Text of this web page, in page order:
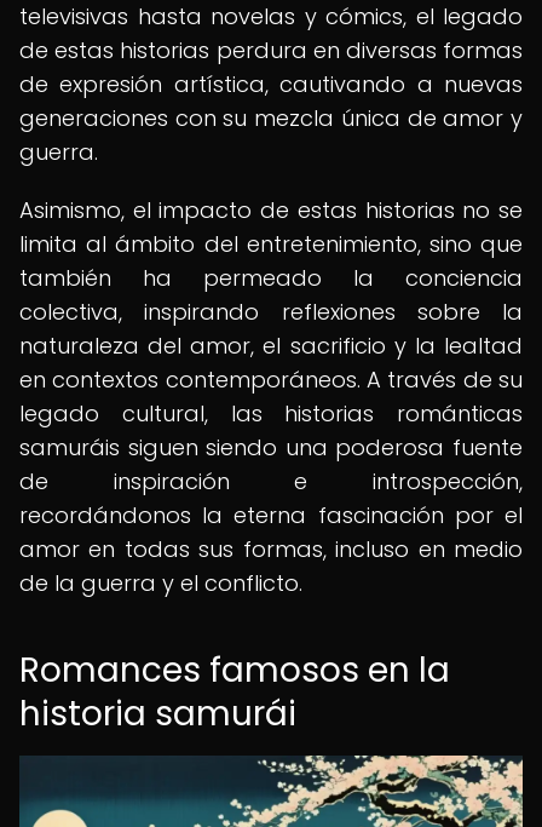
televisivas hasta novelas y cómics, el legado
de estas historias perdura en diversas formas
de expresión artística, cautivando a nuevas
generaciones con su mezcla única de amor y
guerra.
Asimismo, el impacto de estas historias no se
limita al ámbito del entretenimiento, sino que
también ha permeado la conciencia
colectiva, inspirando reflexiones sobre la
naturaleza del amor, el sacrificio y la lealtad
en contextos contemporáneos. A través de su
legado cultural, las historias románticas
samuráis siguen siendo una poderosa fuente
de inspiración e introspección,
recordándonos la eterna fascinación por el
amor en todas sus formas, incluso en medio
de la guerra y el conflicto.
Romances famosos en la
historia samurái